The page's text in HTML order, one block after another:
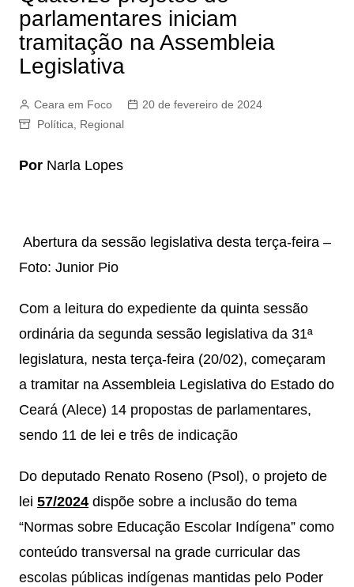
parlamentares iniciam
tramitação na Assembleia
Legislativa
Ceara em Foco
20 de fevereiro de 2024
Política, Regional
Por Narla Lopes
Abertura da sessão legislativa desta terça-feira –
Foto: Junior Pio
Com a leitura do expediente da quinta sessão
ordinária da segunda sessão legislativa da 31ª
legislatura, nesta terça-feira (20/02), começaram
a tramitar na Assembleia Legislativa do Estado do
Ceará (Alece) 14 propostas de parlamentares,
sendo 11 de lei e três de indicação
Do deputado Renato Roseno (Psol), o projeto de
lei 57/2024 dispõe sobre a inclusão do tema
“Normas sobre Educação Escolar Indígena” como
conteúdo transversal na grade curricular das
escolas públicas indígenas mantidas pelo Poder